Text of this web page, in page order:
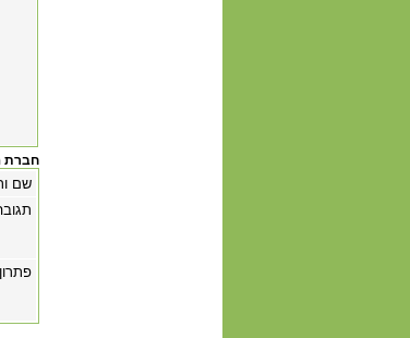
חברת
שם